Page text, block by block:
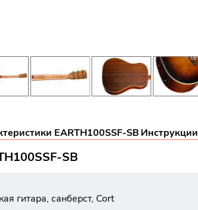
EARTH100SSF-SBИнструкции
SB
гитара, санберст, Cort